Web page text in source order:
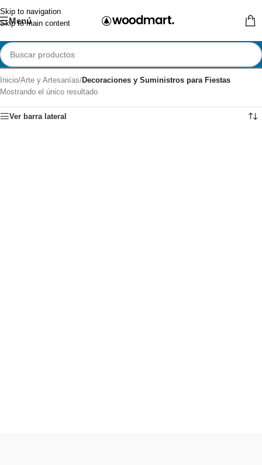
Skip to navigation
Skip to main content
Menú
Inicio/Arte y Artesanías/Decoraciones y Suministros para Fiestas
Mostrando el único resultado
Ver barra lateral